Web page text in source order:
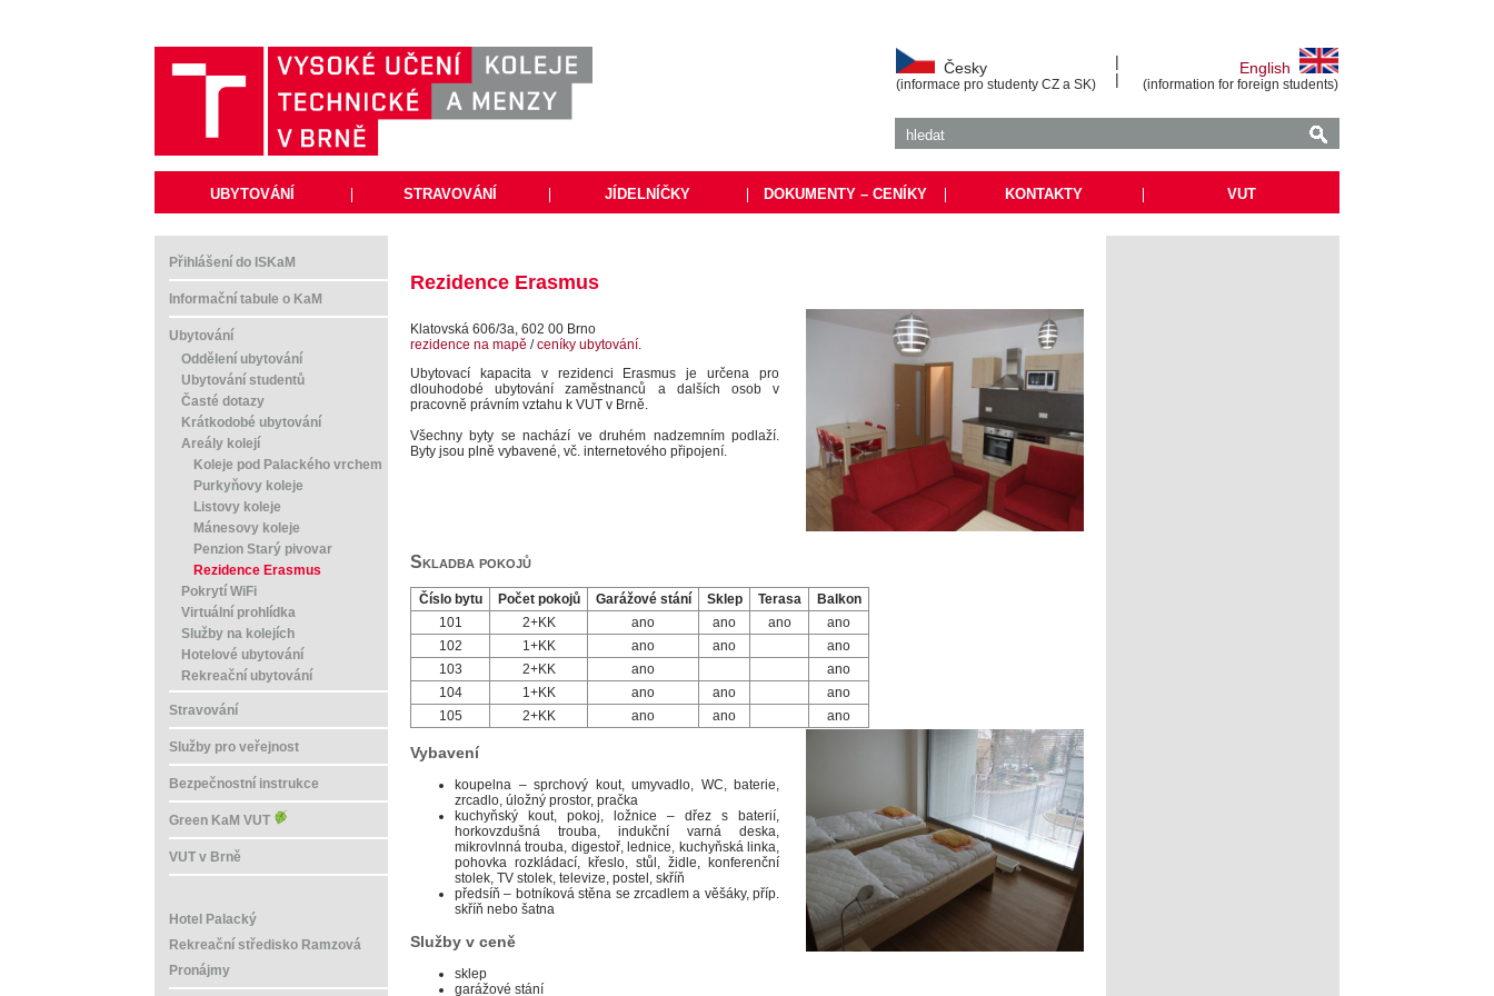
Česky
(informace pro studenty CZ a SK)
|
|
English
(information for foreign students)
UBYTOVÁNÍ STRAVOVÁNÍ JÍDELNÍČKY DOKUMENTY – CENÍKY KONTAKTY VUT
Přihlášení do ISKaM
Informační tabule o KaM
Ubytování
Oddělení ubytování
Ubytování studentů
Časté dotazy
Krátkodobé ubytování
Areály kolejí
Koleje pod Palackého vrchem
Purkyňovy koleje
Listovy koleje
Mánesovy koleje
Penzion Starý pivovar
Rezidence Erasmus
Pokrytí WiFi
Virtuální prohlídka
Služby na kolejích
Hotelové ubytování
Rekreační ubytování
Stravování
Služby pro veřejnost
Bezpečnostní instrukce
Green KaM VUT
VUT v Brně
Hotel Palacký
Rekreační středisko Ramzová
Pronájmy
Rezidence Erasmus
Klatovská 606/3a, 602 00 Brno
rezidence na mapě /ceníky ubytování.
Ubytovací kapacita v rezidenci Erasmus je určena pro
dlouhodobé ubytování zaměstnanců a dalších osob v
pracovně právním vztahu k VUT v Brně.
Všechny byty se nachází ve druhém nadzemním podlaží.
Byty jsou plně vybavené, vč. internetového připojení.
Skladba pokojů
Číslo bytu Počet pokojů Garážové stání Sklep Terasa
Balkon
101
2+KK ano ano ano
ano
102
1+KK ano ano
ano
103
2+KK ano
ano
104
1+KK ano ano
ano
105
2+KK ano ano ano
Vybavení
koupelna – sprchový kout, umyvadlo, WC, baterie,
zrcadlo, úložný prostor, pračka
kuchyňský kout, pokoj, ložnice – dřez s baterií,
horkovzdušná trouba, indukční varná deska,
mikrovlnná trouba, digestoř, lednice, kuchyňská linka,
pohovka rozkládací, křeslo, stůl, židle, konferenční
stolek, TV stolek, televize, postel, skříň
předsíň – botníková stěna se zrcadlem a věšáky, příp.
skříň nebo šatna
Služby v ceně
sklep
garážové stání